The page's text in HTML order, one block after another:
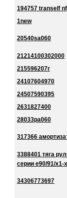
194757 tranself
1new
20540sa060
21214100302000
215596207r
24107604970
24507590395
2631827400
28033pa060
317366
3388401 тяга
серии e90/91/x1-x
34306773697